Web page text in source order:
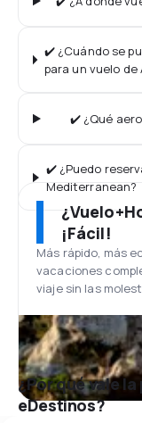
✔️ ¿Cuándo se
para un vuelo
✔️ ¿Qué
✔️ ¿Puedo
Mediterranean?
¡Fácil!
Más rápido, más
vacaciones
viaje sin las
¿Por qué vale
eDestinos?